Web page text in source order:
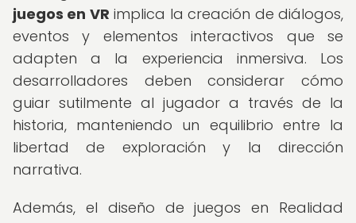
juegos en VR implica la creación de diálogos,
eventos y elementos interactivos que se
adapten a la experiencia inmersiva. Los
desarrolladores deben considerar cómo
guiar sutilmente al jugador a través de la
historia, manteniendo un equilibrio entre la
libertad de exploración y la dirección
narrativa.
Además, el diseño de juegos en Realidad